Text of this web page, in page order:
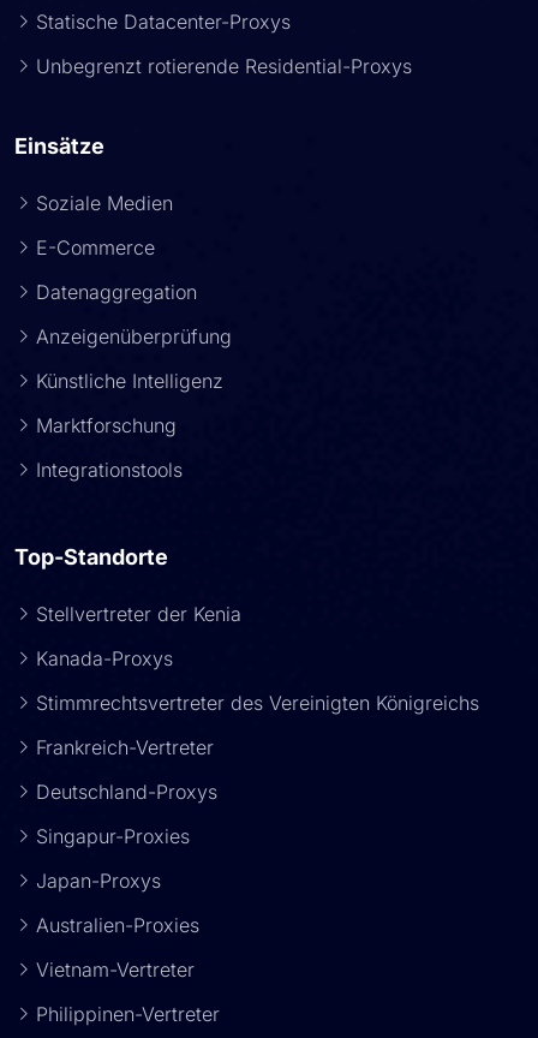
Statische Datacenter-Proxys
Unbegrenzt rotierende Residential-Proxys
Einsätze
Soziale Medien
E-Commerce
Datenaggregation
Anzeigenüberprüfung
Künstliche Intelligenz
Marktforschung
Integrationstools
Top-Standorte
Stellvertreter der Kenia
Kanada-Proxys
Stimmrechtsvertreter des Vereinigten Königreichs
Frankreich-Vertreter
Deutschland-Proxys
Singapur-Proxies
Japan-Proxys
Australien-Proxies
Vietnam-Vertreter
Philippinen-Vertreter